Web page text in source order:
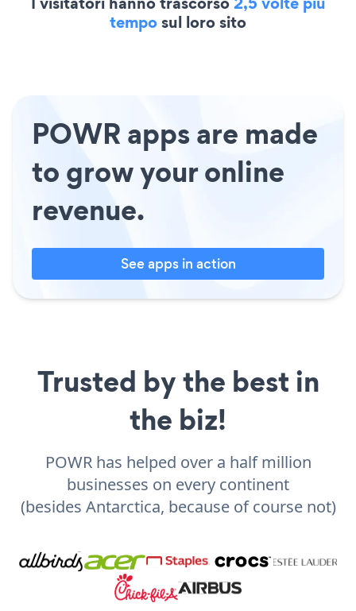
temposul loro sito
POWR apps are made
to grow your online
revenue.
See apps in action
Trusted by the best in
the biz!
POWR has helped over a half million
businesses on every continent
(besides Antarctica, because of course not)